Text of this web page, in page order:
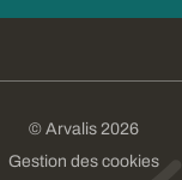
© Arvalis 2026
Gestion des cookies